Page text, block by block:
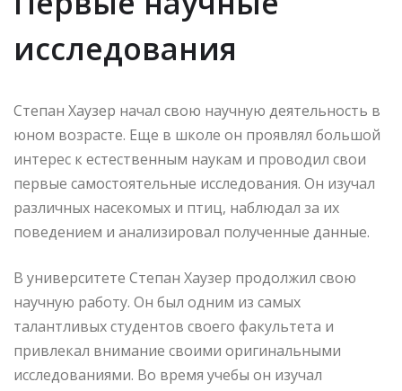
исследования
Степан Хаузер начал свою научную деятельность в
юном возрасте. Еще в школе он проявлял большой
интерес к естественным наукам и проводил свои
первые самостоятельные исследования. Он изучал
различных насекомых и птиц, наблюдал за их
поведением и анализировал полученные данные.
В университете Степан Хаузер продолжил свою
научную работу. Он был одним из самых
талантливых студентов своего факультета и
привлекал внимание своими оригинальными
исследованиями. Во время учебы он изучал